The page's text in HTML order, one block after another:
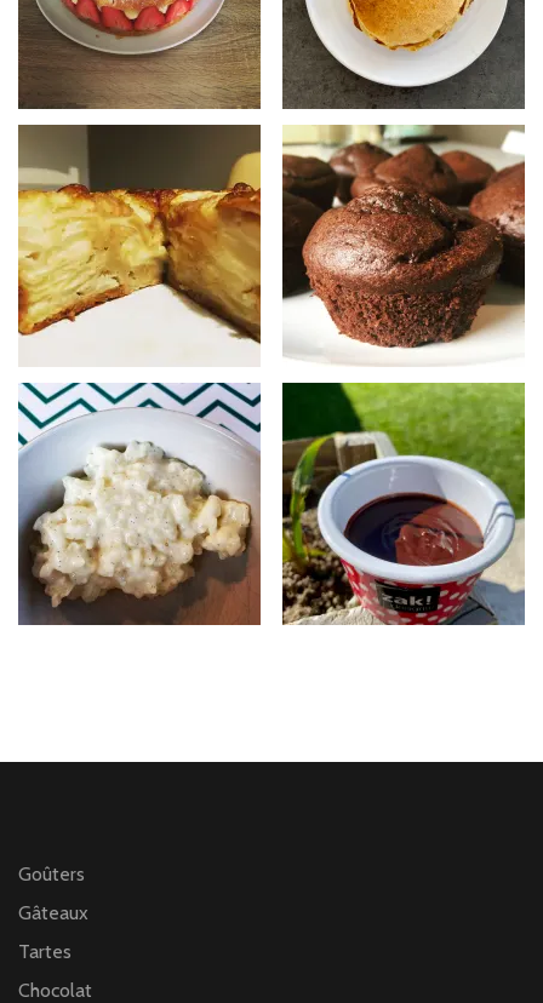
Goûters
Gâteaux
Tartes
Chocolat